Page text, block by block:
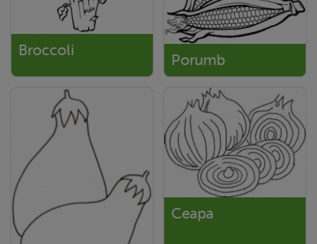
Broccoli
Porumb
Ceapa